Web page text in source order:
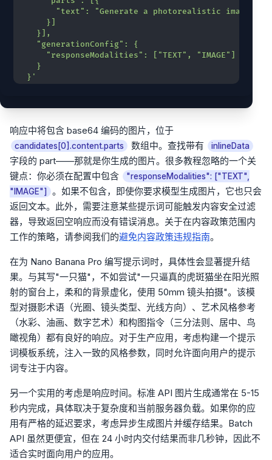
  }'
响应中将包含 base64 编码的图片，位于
candidates[0].content.parts 数组中。查找带有 inlineData
字段的 part——那就是你生成的图片。很多教程忽略的一个关
键点：你必须在配置中包含
"responseModalities": ["TEXT",
"IMAGE"]
。如果不包含，即使你要求模型生成图片，它也只会
返回文本。此外，需要注意某些提示词可能触发内容安全过滤
器，导致返回空响应而没有错误消息。关于在内容政策范围内
工作的策略，请参阅我们的避免内容政策违规指南。
在为 Nano Banana Pro 编写提示词时，具体性会显著提升结
果。与其写"一只猫"，不如尝试"一只逼真的虎斑猫坐在阳光照
射的窗台上，柔和的背景虚化，使用 50mm 镜头拍摄"。该模
型对摄影术语（光圈、镜头类型、光线方向）、艺术风格参考
（水彩、油画、数字艺术）和构图指令（三分法则、居中、鸟
瞰视角）都有良好的响应。对于生产应用，考虑构建一个提示
词模板系统，注入一致的风格参数，同时允许面向用户的提示
词专注于内容。
另一个实用的考虑是响应时间。标准 API 图片生成通常在 5-15
秒内完成，具体取决于复杂度和当前服务器负载。如果你的应
用有严格的延迟要求，考虑异步生成图片并缓存结果。Batch
API 虽然更便宜，但在 24 小时内交付结果而非几秒钟，因此不
适合实时面向用户的应用。